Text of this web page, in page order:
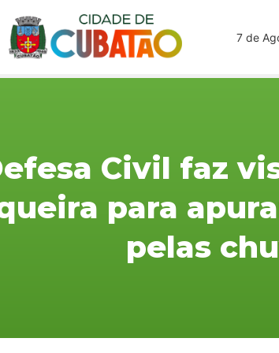
7 de
Civil faz
para
pelas